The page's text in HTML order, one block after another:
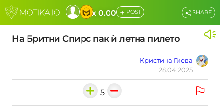
x 0.00 + POST
На Бритни Спирс пак ѝ летна пилето
Кристина Гиева
28.04.2025
SHARE
5